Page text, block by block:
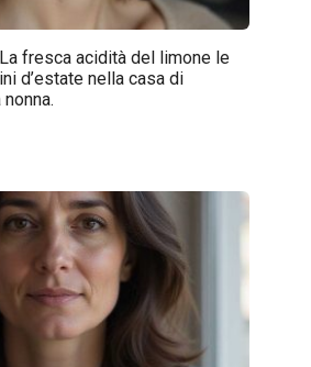
fresca acidità del limone le
d’estate nella casa di